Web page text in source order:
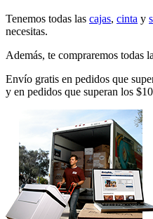
Tenemos todas las cajas, cinta y
necesitas.
Además, te compraremos todas
Envío gratis en pedidos que
y en pedidos que superan los